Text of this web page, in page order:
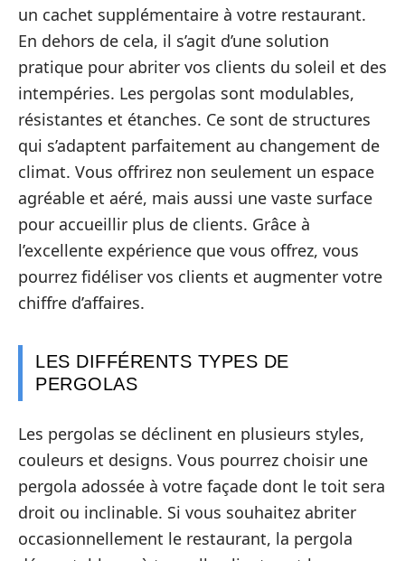
un cachet supplémentaire à votre restaurant.
En dehors de cela, il s’agit d’une solution
pratique pour abriter vos clients du soleil et des
intempéries. Les pergolas sont modulables,
résistantes et étanches. Ce sont de structures
qui s’adaptent parfaitement au changement de
climat. Vous offrirez non seulement un espace
agréable et aéré, mais aussi une vaste surface
pour accueillir plus de clients. Grâce à
l’excellente expérience que vous offrez, vous
pourrez fidéliser vos clients et augmenter votre
chiffre d’affaires.
LES DIFFÉRENTS TYPES DE
PERGOLAS
Les pergolas se déclinent en plusieurs styles,
couleurs et designs. Vous pourrez choisir une
pergola adossée à votre façade dont le toit sera
droit ou inclinable. Si vous souhaitez abriter
occasionnellement le restaurant, la pergola